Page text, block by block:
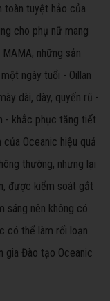
toàn tuyệt hảo của
cho phụ nữ mang
những sản
ngày tuổi - Oillan
dài, dày, quyến rũ -
- khắc phục tăng tiết
Oceanic hiệu quả
thường, nhưng lại
được kiểm soát gắt
sáng nên không có
có thể làm rối loạn
gia Đào tạo Oceanic